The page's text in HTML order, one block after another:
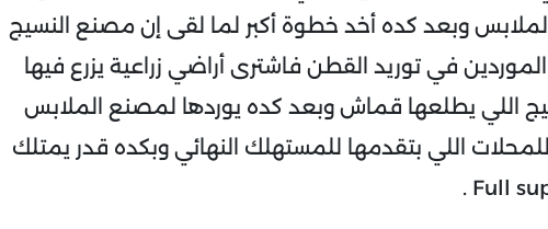
وبعد كده أخد خطوة أكبر لما لقى إن مصنع النسيج
في توريد القطن فاشترى أراضي زراعية يزرع فيها
اللي يطلعها قماش وبعد كده يوردها لمصنع الملابس
للمحلات اللي بتقدمها للمستهلك النهائي وبكده قدر يمتلك